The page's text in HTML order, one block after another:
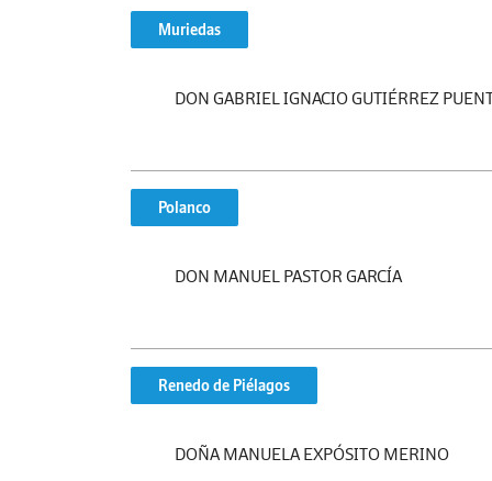
Muriedas
DON GABRIEL IGNACIO GUTIÉRREZ
Polanco
DON MANUEL PASTOR GARCÍA
Renedo de Piélagos
DOÑA MANUELA EXPÓSITO MERINO